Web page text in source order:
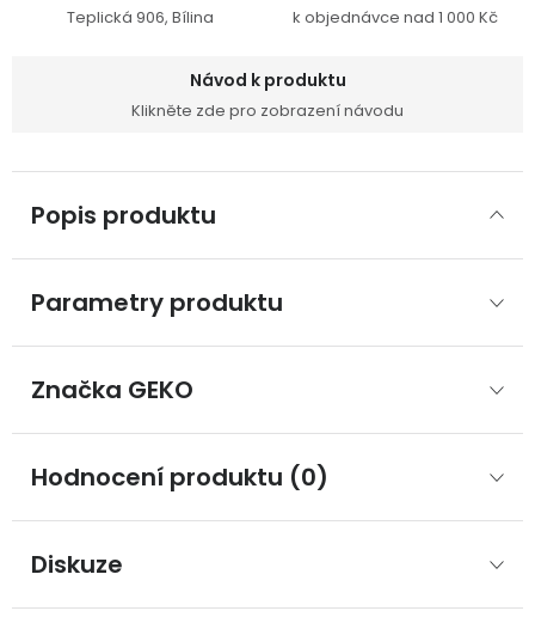
Teplická 906, Bílina k objednávce nad 1 000 Kč
Návod k produktu
Klikněte zde pro zobrazení návodu
Popis produktu
Parametry produktu
Značka GEKO
Hodnocení produktu (0)
Diskuze